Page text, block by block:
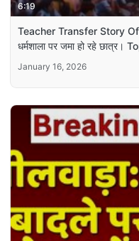
6:19
Teacher Transfer Story Of
धर्मशाला पर जमा हो रहे छात्र।
January 16, 2026